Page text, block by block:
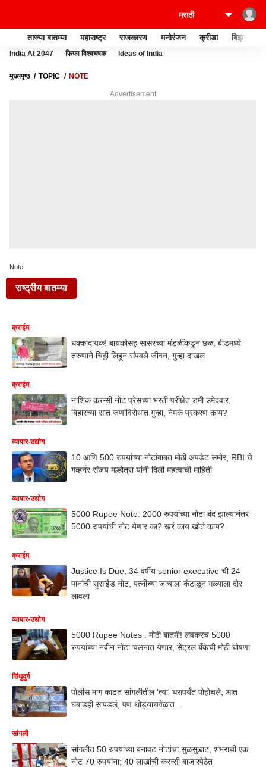
ताज्या बातम्या महाराष्ट्र राजकारण मनोरंजन क्रीडा बिझनेस
India At 2047 फिफा विश्वचषक Ideas of India
मुख्यपृष्ठ TOPIC NOTE
Advertisement
Note
राष्ट्रीय बातम्या
क्राईम
धक्कादायक! बायकोसह सासरच्या मंडळींकडून छळ; बीडमध्ये
तरुणाने चिठ्ठी लिहून संपवले जीवन, गुन्हा दाखल
क्राईम
नाशिक करन्सी नोट प्रेसच्या भरती परीक्षेत डमी उमेदवार,
बिहारच्या सात जणांविरोधात गुन्हा, नेमकं प्रकरण काय?
व्यापार-उद्योग
10 आणि 500 ​​रुपयांच्या नोटांबाबत मोठी अपडेट समोर, RBI चे
गव्हर्नर संजय मल्होत्रा यांनी दिली महत्वाची माहिती
व्यापार-उद्योग
5000 Rupee Note: 2000 रुपयांच्या नोटा बंद झाल्यानंतर
5000 रुपयांची नोट येणार का? खरं काय खोटं काय?
क्राईम
Justice Is Due, 34 वर्षीय senior executive ची 24
पानांची सुसाईड नोट, पत्नीच्या जाचाला कंटाळून गळ्याला दोर
लावला
व्यापार-उद्योग
5000 Rupee Notes : मोठी बातमी! लवकरच 5000
रुपयांच्या नवीन नोटा चलनात येणार, सेंट्रल बँकेची मोठी घोषणा
सिंधुदुर्ग
पोलीस माग काढत सांगलीतील 'त्या' घरापर्यंत पोहोचले, आत
घबाडही सापडलं, पण थोड्याचवेळात...
सांगली
सांगलीत 50 रुपयांच्या बनावट नोटांचा सुळसुळाट, शंभराची एक
नोट 70 रुपयांना; 40 लाखांची करन्सी बाजारपेठेत